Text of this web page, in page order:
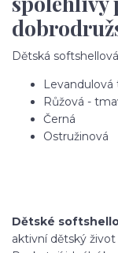
Dětská
Levandulová
Růžová -
Černá
Ostružinová
Dětské
aktivní dětský